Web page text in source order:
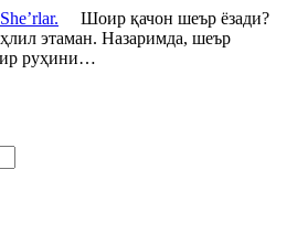
Шоир қачон шеър ёзади?
этаман. Назаримда, шеър
руҳини…